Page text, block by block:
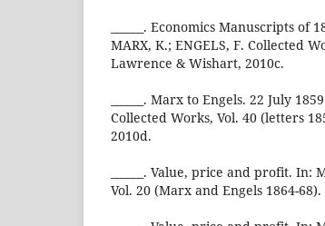
______. Economics Manuscripts
MARX, K.; ENGELS, F. Collected
Lawrence & Wishart, 2010c.
______. Marx to Engels. 22 July
Collected Works, Vol. 40 (letters
2010d.
______. Value, price and profit. In:
Vol. 20 (Marx and Engels 1864-